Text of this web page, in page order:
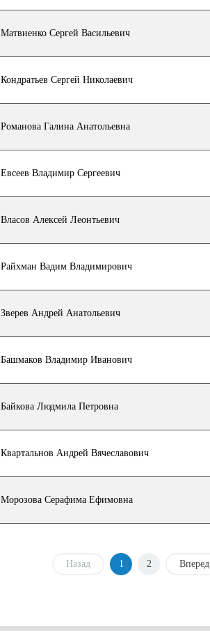
Матвиенко Сергей Васильевич
Кондратьев Сергей Николаевич
Романова Галина Анатольевна
Евсеев Владимир Сергеевич
Власов Алексей Леонтьевич
Райхман Вадим Владимирович
Зверев Андрей Анатольевич
Башмаков Владимир Иванович
Байкова Людмила Петровна
Квартальнов Андрей Вячеславович
Морозова Серафима Ефимовна
Назад 1 2 Вперед